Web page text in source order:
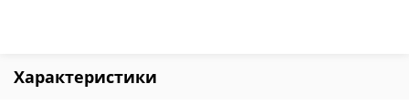
Характеристики